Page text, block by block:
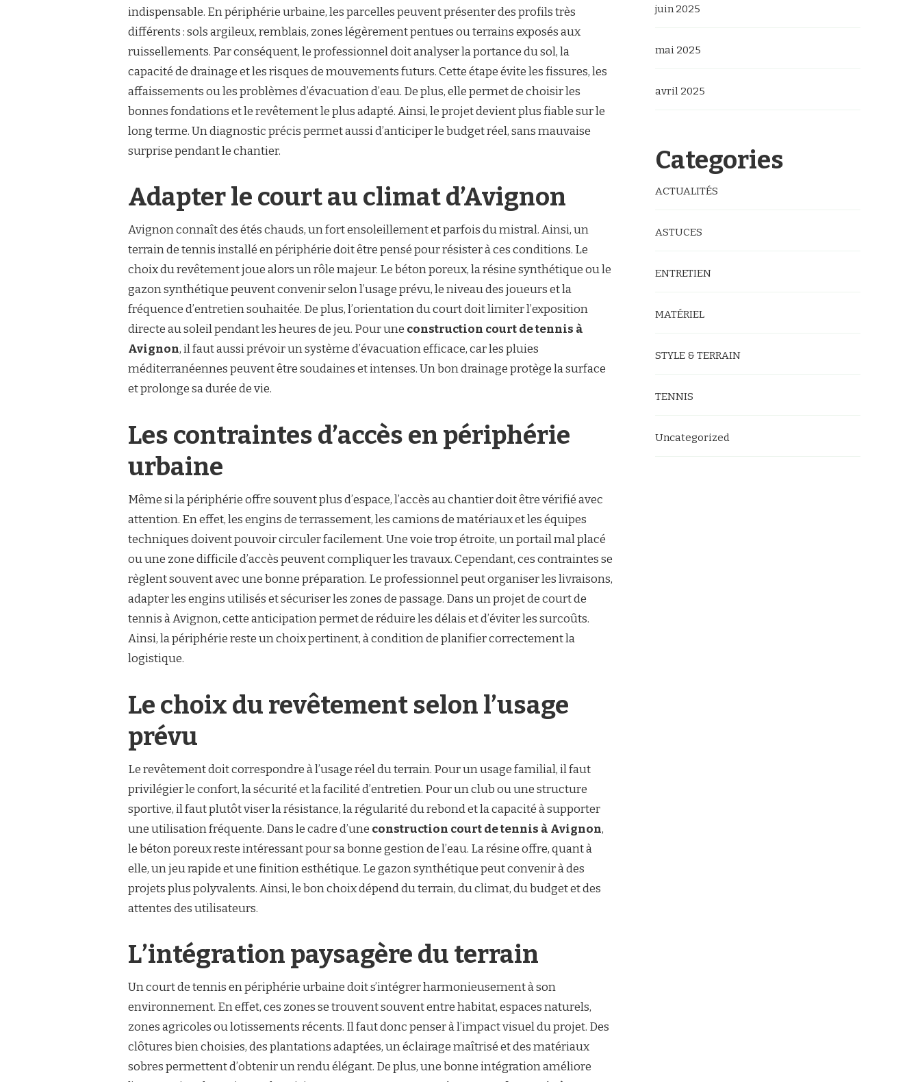
indispensable. En périphérie urbaine, les parcelles peuvent présenter des profils très
différents : sols argileux, remblais, zones légèrement pentues ou terrains exposés aux
ruissellements. Par conséquent, le professionnel doit analyser la portance du sol, la
capacité de drainage et les risques de mouvements futurs. Cette étape évite les fissures, les
affaissements ou les problèmes d’évacuation d’eau. De plus, elle permet de choisir les
bonnes fondations et le revêtement le plus adapté. Ainsi, le projet devient plus fiable sur le
long terme. Un diagnostic précis permet aussi d’anticiper le budget réel, sans mauvaise
surprise pendant le chantier.
Adapter le court au climat d’Avignon
Avignon connaît des étés chauds, un fort ensoleillement et parfois du mistral. Ainsi, un
terrain de tennis installé en périphérie doit être pensé pour résister à ces conditions. Le
choix du revêtement joue alors un rôle majeur. Le béton poreux, la résine synthétique ou le
gazon synthétique peuvent convenir selon l’usage prévu, le niveau des joueurs et la
fréquence d’entretien souhaitée. De plus, l’orientation du court doit limiter l’exposition
directe au soleil pendant les heures de jeu. Pour une construction court de tennis à
Avignon, il faut aussi prévoir un système d’évacuation efficace, car les pluies
méditerranéennes peuvent être soudaines et intenses. Un bon drainage protège la surface
et prolonge sa durée de vie.
Les contraintes d’accès en périphérie
urbaine
Même si la périphérie offre souvent plus d’espace, l’accès au chantier doit être vérifié avec
attention. En effet, les engins de terrassement, les camions de matériaux et les équipes
techniques doivent pouvoir circuler facilement. Une voie trop étroite, un portail mal placé
ou une zone difficile d’accès peuvent compliquer les travaux. Cependant, ces contraintes se
règlent souvent avec une bonne préparation. Le professionnel peut organiser les livraisons,
adapter les engins utilisés et sécuriser les zones de passage. Dans un projet de court de
tennis à Avignon, cette anticipation permet de réduire les délais et d’éviter les surcoûts.
Ainsi, la périphérie reste un choix pertinent, à condition de planifier correctement la
logistique.
Le choix du revêtement selon l’usage
prévu
Le revêtement doit correspondre à l’usage réel du terrain. Pour un usage familial, il faut
privilégier le confort, la sécurité et la facilité d’entretien. Pour un club ou une structure
sportive, il faut plutôt viser la résistance, la régularité du rebond et la capacité à supporter
une utilisation fréquente. Dans le cadre d’une construction court de tennis à Avignon,
le béton poreux reste intéressant pour sa bonne gestion de l’eau. La résine offre, quant à
elle, un jeu rapide et une finition esthétique. Le gazon synthétique peut convenir à des
projets plus polyvalents. Ainsi, le bon choix dépend du terrain, du climat, du budget et des
attentes des utilisateurs.
L’intégration paysagère du terrain
Un court de tennis en périphérie urbaine doit s’intégrer harmonieusement à son
environnement. En effet, ces zones se trouvent souvent entre habitat, espaces naturels,
zones agricoles ou lotissements récents. Il faut donc penser à l’impact visuel du projet. Des
clôtures bien choisies, des plantations adaptées, un éclairage maîtrisé et des matériaux
sobres permettent d’obtenir un rendu élégant. De plus, une bonne intégration améliore
juin 2025
mai 2025
avril 2025
Categories
ACTUALITÉS
ASTUCES
ENTRETIEN
MATÉRIEL
STYLE & TERRAIN
TENNIS
Uncategorized